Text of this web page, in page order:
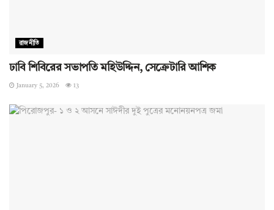
রাজনীতি
ঢাবি শিবিরের সভাপতি মহিউদ্দিন, সেক্রেটারি আশিক
January 5, 2026 13